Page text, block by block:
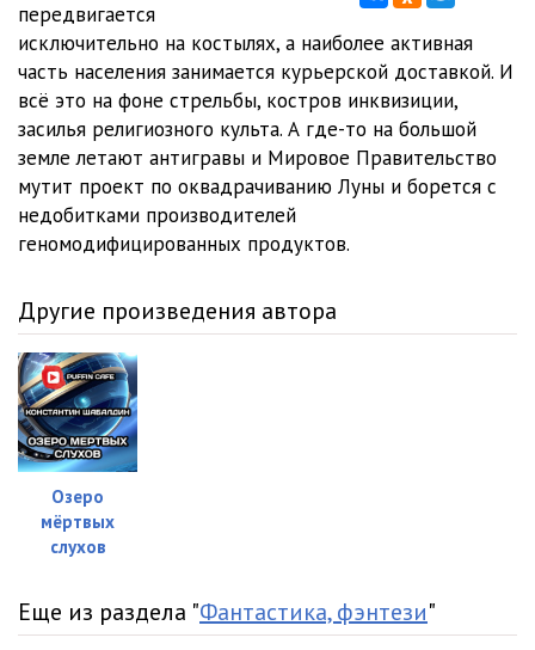
передвигается
исключительно на костылях, а наиболее активная
часть населения занимается курьерской доставкой. И
всё это на фоне стрельбы, костров инквизиции,
засилья религиозного культа. А где-то на большой
земле летают антигравы и Мировое Правительство
мутит проект по оквадрачиванию Луны и борется с
недобитками производителей
геномодифицированных продуктов.
Другие произведения автора
Озеро
мёртвых
слухов
Еще из раздела "Фантастика, фэнтези"